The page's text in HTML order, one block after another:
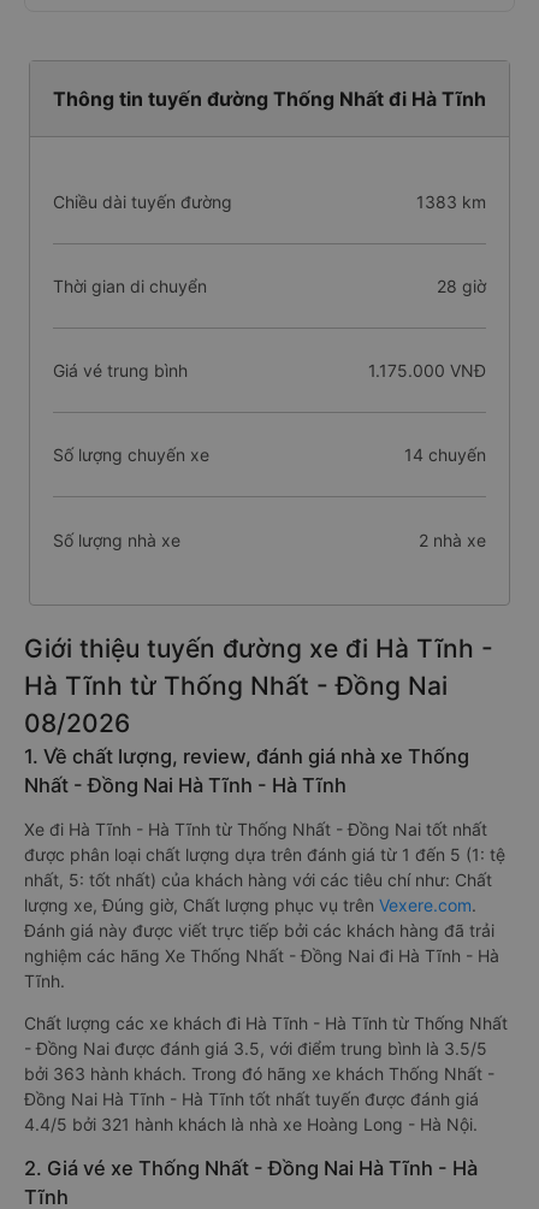
Thông tin tuyến đường Thống Nhất đi Hà Tĩnh
Chiều dài tuyến đường 1383 km
Thời gian di chuyển 28 giờ
Giá vé trung bình 1.175.000 VNĐ
Số lượng chuyến xe 14 chuyến
Số lượng nhà xe 2 nhà xe
Giới thiệu tuyến đường xe đi Hà Tĩnh -
Hà Tĩnh từ Thống Nhất - Đồng Nai
08/2026
1. Về chất lượng, review, đánh giá nhà xe Thống
Nhất - Đồng Nai Hà Tĩnh - Hà Tĩnh
Xe đi Hà Tĩnh - Hà Tĩnh từ Thống Nhất - Đồng Nai tốt nhất
được phân loại chất lượng dựa trên đánh giá từ 1 đến 5 (1: tệ
nhất, 5: tốt nhất) của khách hàng với các tiêu chí như: Chất
lượng xe, Đúng giờ, Chất lượng phục vụ trên Vexere.com.
Đánh giá này được viết trực tiếp bởi các khách hàng đã trải
nghiệm các hãng Xe Thống Nhất - Đồng Nai đi Hà Tĩnh - Hà
Tĩnh.
Chất lượng các xe khách đi Hà Tĩnh - Hà Tĩnh từ Thống Nhất
- Đồng Nai được đánh giá 3.5, với điểm trung bình là 3.5/5
bởi 363 hành khách. Trong đó hãng xe khách Thống Nhất -
Đồng Nai Hà Tĩnh - Hà Tĩnh tốt nhất tuyến được đánh giá
4.4/5 bởi 321 hành khách là nhà xe Hoàng Long - Hà Nội.
2. Giá vé xe Thống Nhất - Đồng Nai Hà Tĩnh - Hà
Tĩnh